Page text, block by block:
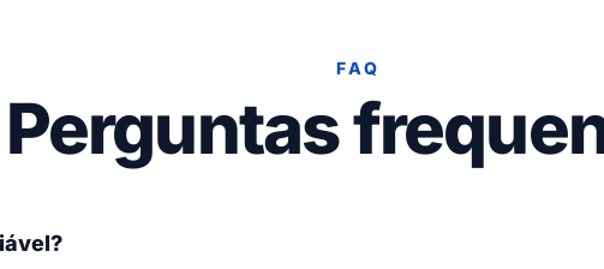
FAQ
Perguntas